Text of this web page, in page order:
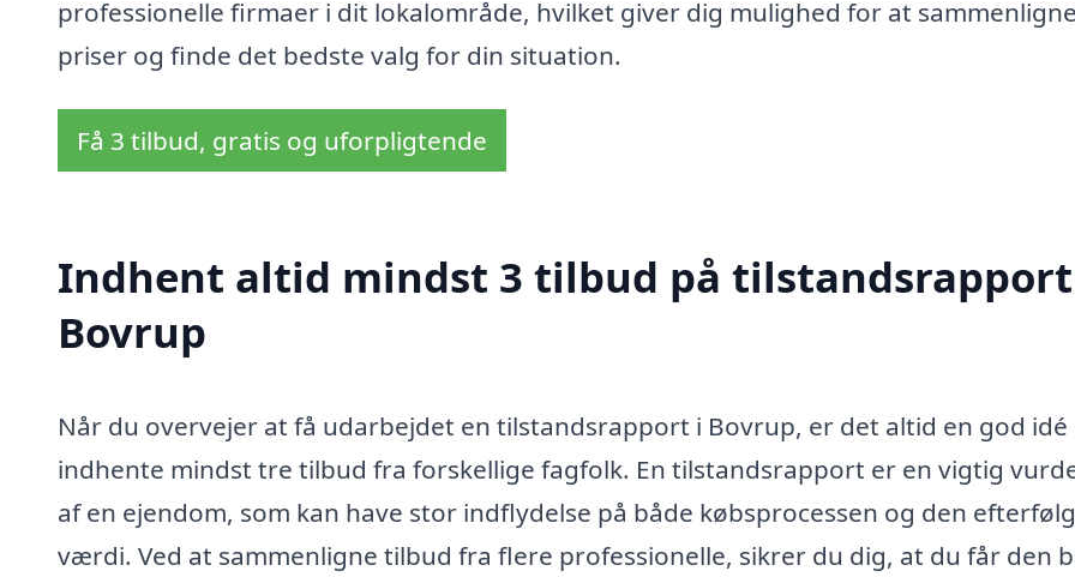
professionelle firmaer i dit lokalområde, hvilket giver dig mulighed for at
priser og finde det bedste valg for din situation.
Få 3 tilbud, gratis og uforpligtende
Indhent altid mindst 3 tilbud på
Bovrup
Når du overvejer at få udarbejdet en tilstandsrapport i Bovrup, er det altid en god idé
indhente mindst tre tilbud fra forskellige fagfolk. En tilstandsrapport er en vigtig
af en ejendom, som kan have stor indflydelse på både købsprocessen og den
værdi. Ved at sammenligne tilbud fra flere professionelle, sikrer du dig, at du får den